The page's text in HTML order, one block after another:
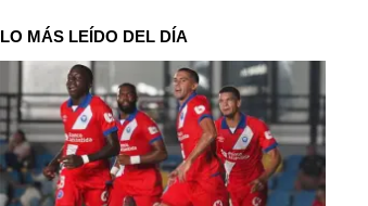
LO MÁS LEÍDO DEL DÍA